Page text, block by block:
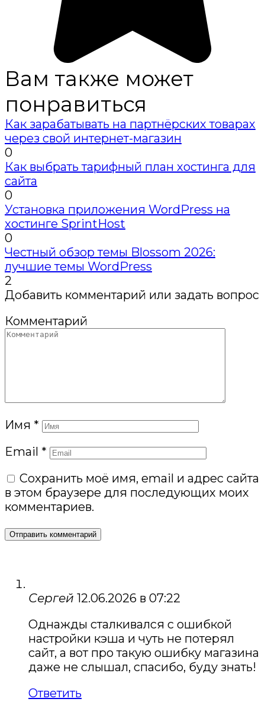
Вам также может
понравиться
Как зарабатывать на партнёрских товарах
через свой интернет-магазин
0
Как выбрать тарифный план хостинга для
сайта
0
Установка приложения WordPress на
хостинге SprintHost
0
Честный обзор темы Blossom 2026:
лучшие темы WordPress
2
Добавить комментарий или задать вопрос
Комментарий
Имя *
Email *
Сохранить моё имя, email и адрес сайта
в этом браузере для последующих моих
комментариев.
Сергей 12.06.2026 в 07:22
Однажды сталкивался с ошибкой
настройки кэша и чуть не потерял
сайт, а вот про такую ошибку магазина
даже не слышал, спасибо, буду знать!
Ответить